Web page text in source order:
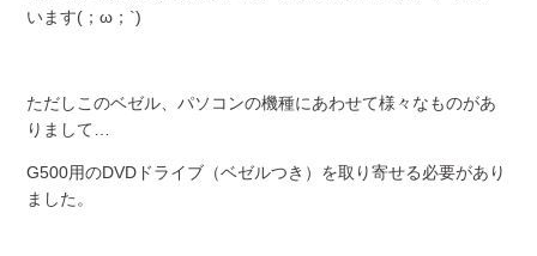
います(；ω；`)
ただしこのベゼル、パソコンの機種にあわせて様々なものがあ
りまして…
G500用のDVDドライブ（ベゼルつき）を取り寄せる必要があり
ました。